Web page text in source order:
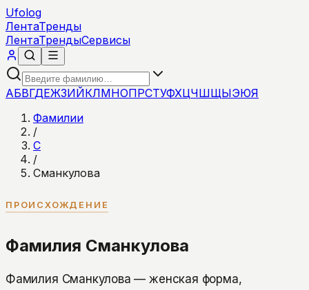
Ufolog
ЛентаТренды
ЛентаТрендыСервисы
АБВГДЕЖЗИЙКЛМНОПРСТУФХЦЧШЩЫЭЮЯ
Фамилии
/
С
/
Сманкулова
ПРОИСХОЖДЕНИЕ
Фамилия Сманкулова
Фамилия Сманкулова — женская форма,